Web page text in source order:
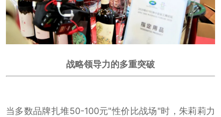
战略领导力的多重突破
当多数品牌扎堆50-100元"性价比战场"时，朱莉莉力